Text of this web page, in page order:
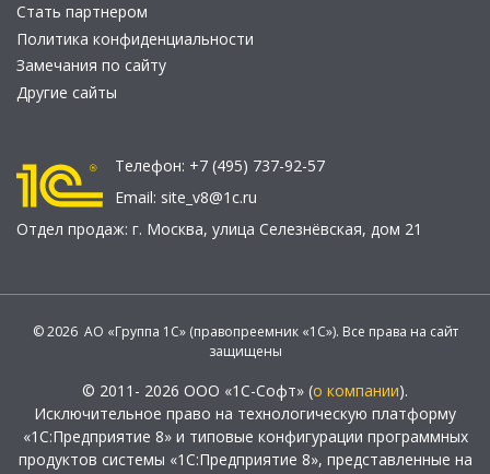
Стать партнером
Политика конфиденциальности
Замечания по сайту
Другие сайты
Телефон: +7 (495) 737-92-57
Email: site_v8@1c.ru
Отдел продаж: г. Москва, улица Селезнёвская, дом 21
© 2026 АО «Группа 1С» (правопреемник «1С»). Все права на сайт
защищены
© 2011- 2026 ООО «1С-Софт» (о компании).
Исключительное право на технологическую платформу
«1С:Предприятие 8» и типовые конфигурации программных
продуктов системы «1С:Предприятие 8», представленные на